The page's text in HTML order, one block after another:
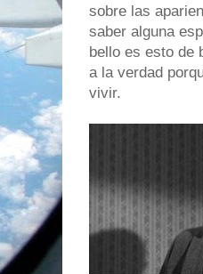
sobre las
saber alguna
bello es esto de
a la verdad
vivir.